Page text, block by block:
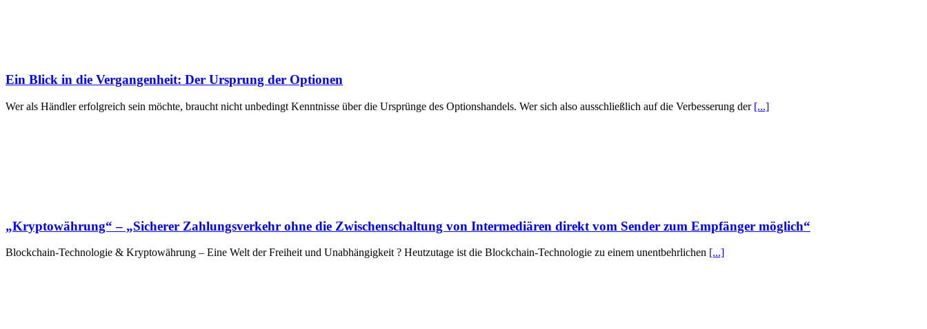
Ein Blick in die Vergangenheit: Der Ursprung der Optionen
Wer als Händler erfolgreich sein möchte, braucht nicht unbedingt Kenntnisse über die Ursprünge des Optionshandels. Wer sich also ausschließlich auf die Verbesserung der [...]
„Kryptowährung“ – „Sicherer Zahlungsverkehr ohne die Zwischenschaltung von Intermediären direkt vom Sender zum Empfänger möglich“
Blockchain-Technologie & Kryptowährung – Eine Welt der Freiheit und Unabhängigkeit ? Heutzutage ist die Blockchain-Technologie zu einem unentbehrlichen [...]